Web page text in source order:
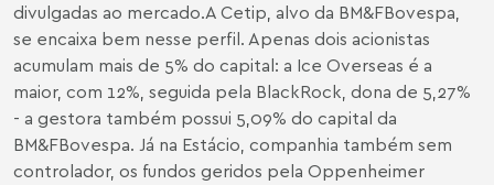
divulgadas ao mercado.A Cetip, alvo da BM&FBovespa,
se encaixa bem nesse perfil. Apenas dois acionistas
acumulam mais de 5% do capital: a Ice Overseas é a
maior, com 12%, seguida pela BlackRock, dona de 5,27%
- a gestora também possui 5,09% do capital da
BM&FBovespa. Já na Estácio, companhia também sem
controlador, os fundos geridos pela Oppenheimer